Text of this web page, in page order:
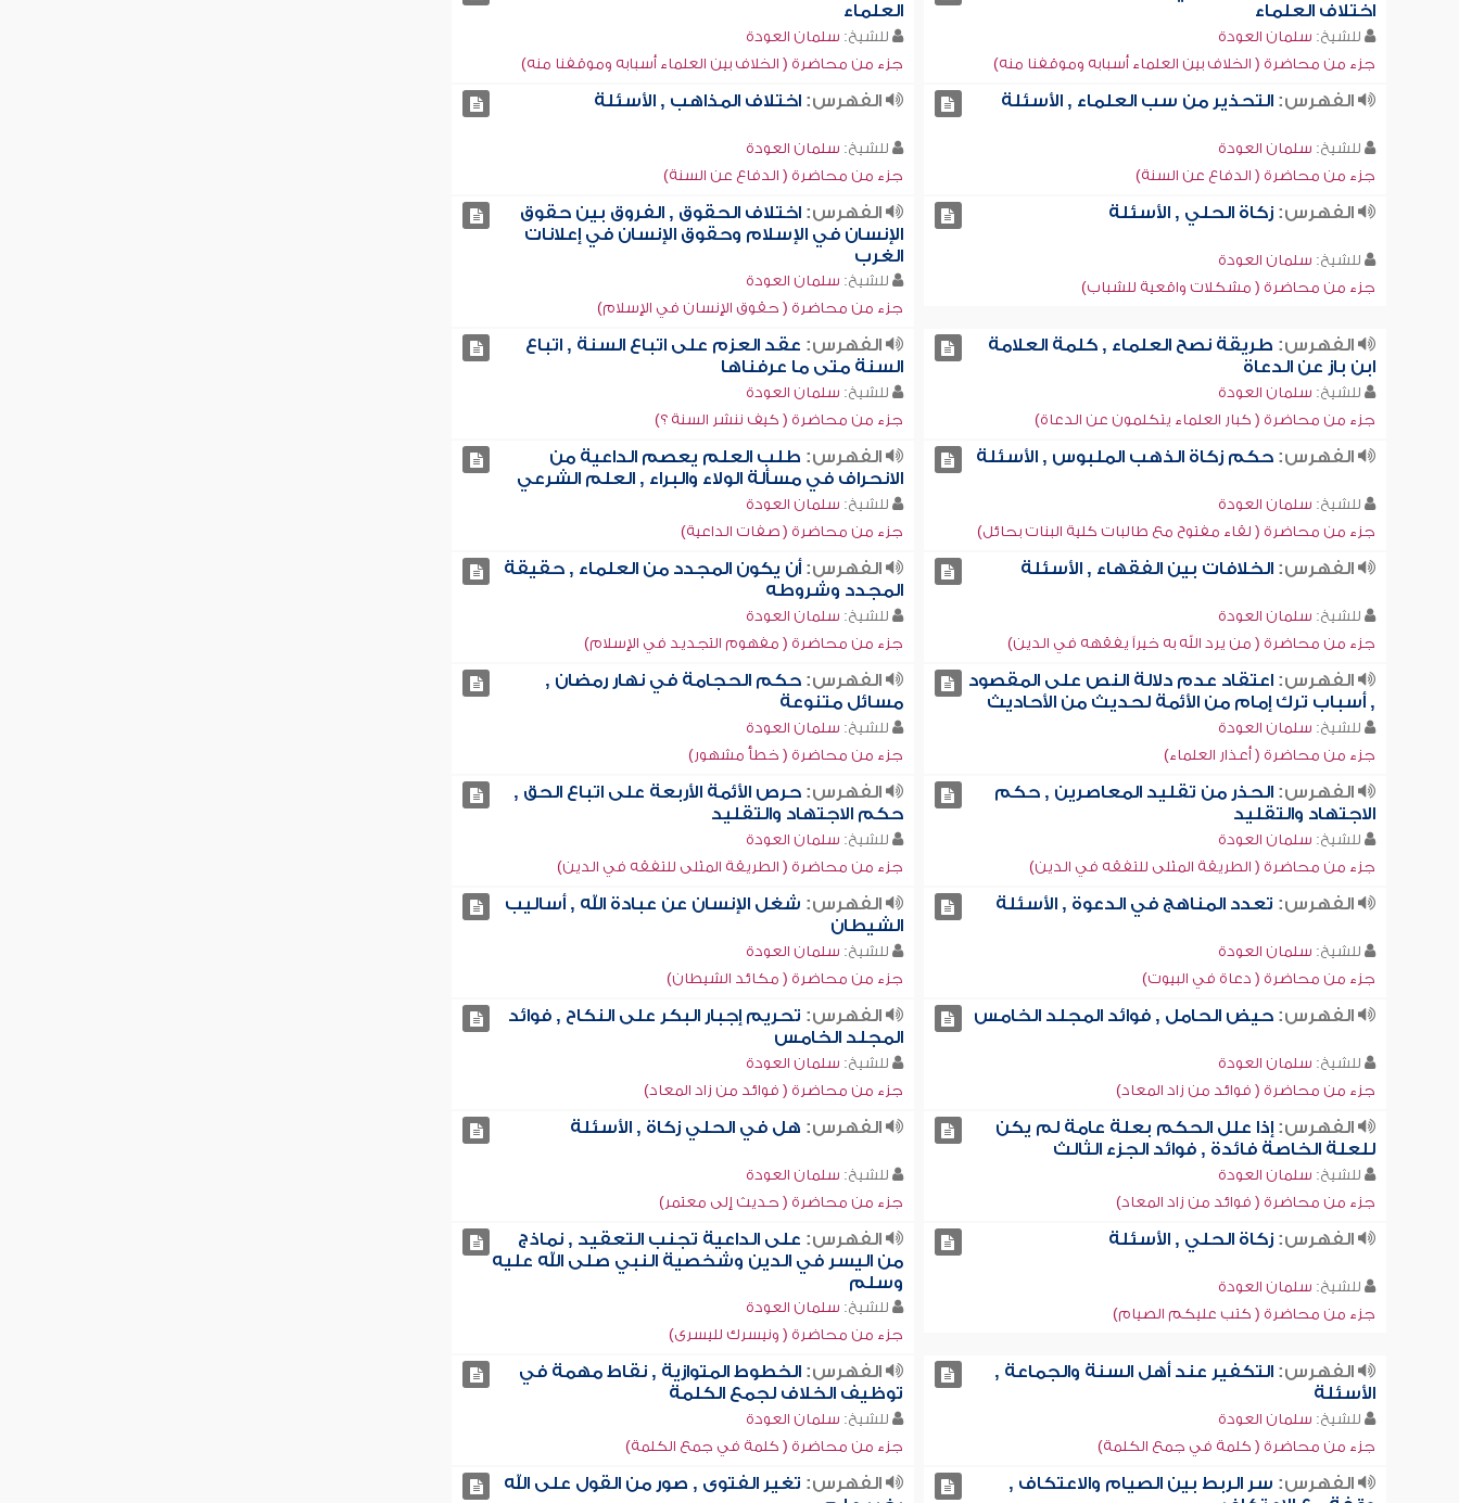
اختلاف العلماء
للشيخ: سلمان العودة
جزء من محاضرة ( الخلاف بين العلماء أسبابه وموقفنا منه)
العلماء
للشيخ: سلمان العودة
جزء من محاضرة ( الخلاف بين العلماء أسبابه وموقفنا منه)
الفهرس:التحذير من سب العلماء , الأسئلة
للشيخ: سلمان العودة
جزء من محاضرة ( الدفاع عن السنة)
الفهرس: اختلاف المذاهب , الأسئلة
للشيخ: سلمان العودة
جزء من محاضرة ( الدفاع عن السنة)
الفهرس:زكاة الحلي , الأسئلة
للشيخ: سلمان العودة
جزء من محاضرة ( مشكلات واقعية للشباب)
الفهرس: اختلاف الحقوق , الفروق بين حقوق
الإنسان في الإسلام وحقوق الإنسان في إعلانات
الغرب
للشيخ: سلمان العودة
جزء من محاضرة ( حقوق الإنسان في الإسلام)
الفهرس: طريقة نصح العلماء , كلمة العلامة
ابن باز عن الدعاة
للشيخ: سلمان العودة
جزء من محاضرة ( كبار العلماء يتكلمون عن الدعاة)
الفهرس: عقد العزم على اتباع السنة , اتباع
السنة متى ما عرفناها
للشيخ: سلمان العودة
جزء من محاضرة ( كيف ننشر السنة ؟)
الفهرس:حكم زكاة الذهب الملبوس , الأسئلة
للشيخ: سلمان العودة
جزء من محاضرة ( لقاء مفتوح مع طالبات كلية البنات بحائل)
الفهرس: طلب العلم يعصم الداعية من
الانحراف في مسألة الولاء والبراء , العلم الشرعي
للشيخ: سلمان العودة
جزء من محاضرة ( صفات الداعية)
الفهرس:الخلافات بين الفقهاء , الأسئلة
للشيخ: سلمان العودة
جزء من محاضرة ( من يرد الله به خيراً يفقهه في الدين)
الفهرس: أن يكون المجدد من العلماء , حقيقة
المجدد وشروطه
للشيخ: سلمان العودة
جزء من محاضرة ( مفهوم التجديد في الإسلام)
الفهرس:اعتقاد عدم دلالة النص على المقصود
, أسباب ترك إمام من الأئمة لحديث من الأحاديث
للشيخ: سلمان العودة
جزء من محاضرة ( أعذار العلماء)
الفهرس: حكم الحجامة في نهار رمضان ,
مسائل متنوعة
للشيخ: سلمان العودة
جزء من محاضرة ( خطأ مشهور)
الفهرس:الحذر من تقليد المعاصرين , حكم
الاجتهاد والتقليد
للشيخ: سلمان العودة
جزء من محاضرة ( الطريقة المثلى للتفقه في الدين)
الفهرس: حرص الأئمة الأربعة على اتباع الحق ,
حكم الاجتهاد والتقليد
للشيخ: سلمان العودة
جزء من محاضرة ( الطريقة المثلى للتفقه في الدين)
الفهرس: تعدد المناهج في الدعوة , الأسئلة
للشيخ: سلمان العودة
جزء من محاضرة ( دعاة في البيوت)
الفهرس: شغل الإنسان عن عبادة الله , أساليب
الشيطان
للشيخ: سلمان العودة
جزء من محاضرة ( مكائد الشيطان)
الفهرس:حيض الحامل , فوائد المجلد الخامس
للشيخ: سلمان العودة
جزء من محاضرة ( فوائد من زاد المعاد)
الفهرس: تحريم إجبار البكر على النكاح , فوائد
المجلد الخامس
للشيخ: سلمان العودة
جزء من محاضرة ( فوائد من زاد المعاد)
الفهرس:إذا علل الحكم بعلة عامة لم يكن
للعلة الخاصة فائدة , فوائد الجزء الثالث
للشيخ: سلمان العودة
جزء من محاضرة ( فوائد من زاد المعاد)
الفهرس: هل في الحلي زكاة , الأسئلة
للشيخ: سلمان العودة
جزء من محاضرة ( حديث إلى معتمر)
الفهرس:زكاة الحلي , الأسئلة
للشيخ: سلمان العودة
جزء من محاضرة ( كتب عليكم الصيام)
الفهرس: على الداعية تجنب التعقيد , نماذج
من اليسر في الدين وشخصية النبي صلى الله عليه
وسلم
للشيخ: سلمان العودة
جزء من محاضرة ( ونيسرك لليسرى)
الفهرس:التكفير عند أهل السنة والجماعة ,
الأسئلة
للشيخ: سلمان العودة
جزء من محاضرة ( كلمة في جمع الكلمة)
الفهرس: الخطوط المتوازية , نقاط مهمة في
توظيف الخلاف لجمع الكلمة
للشيخ: سلمان العودة
جزء من محاضرة ( كلمة في جمع الكلمة)
الفهرس: سر الربط بين الصيام والاعتكاف ,
الفهرس: تغير الفتوى , صور من القول على الله